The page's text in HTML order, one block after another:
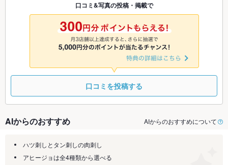
◎ ◎ ◎
9/7
◎
9/8
◎
9/9
◎
9/10
口コミ&写真の投稿・掲載で
口コミを投稿する
AIからのおすすめ AIからのおすすめについて
ハツ刺しとタン刺しの肉刺し
アヒージョは全4種類から選べる